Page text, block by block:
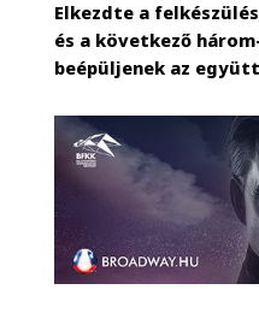
Elkezdte a
és a következő
beépüljenek az